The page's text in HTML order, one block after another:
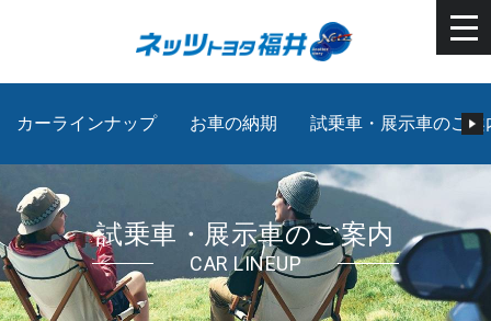
カーラインナップ お車の納期 試乗車・展示車のご案
試乗車・展示車のご案内
CAR LINEUP